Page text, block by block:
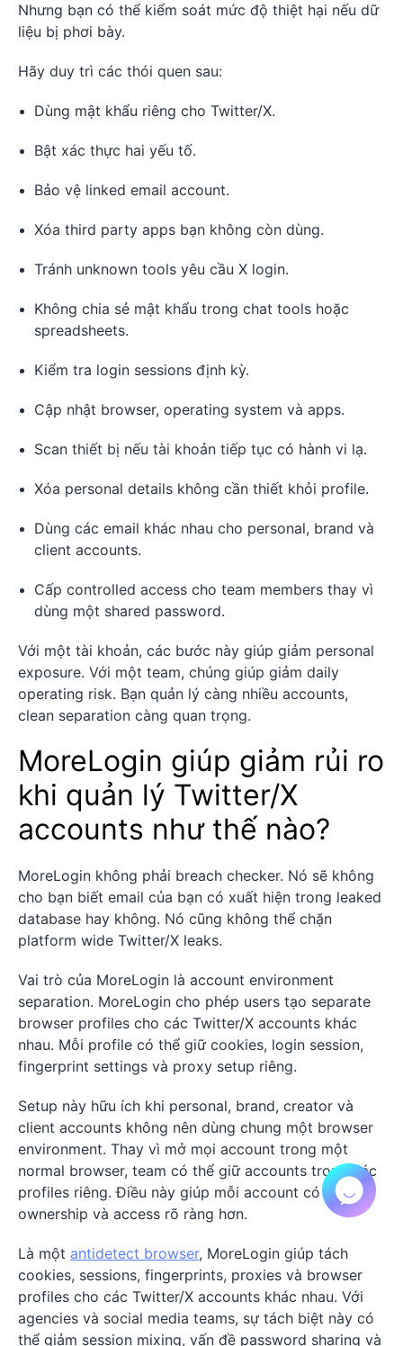
Nhưng bạn có thể kiểm soát mức độ thiệt hại nếu dữ
liệu bị phơi bày.
Hãy duy trì các thói quen sau:
Dùng mật khẩu riêng cho Twitter/X.
Bật xác thực hai yếu tố.
Bảo vệ linked email account.
Xóa third party apps bạn không còn dùng.
Tránh unknown tools yêu cầu X login.
Không chia sẻ mật khẩu trong chat tools hoặc
spreadsheets.
Kiểm tra login sessions định kỳ.
Cập nhật browser, operating system và apps.
Scan thiết bị nếu tài khoản tiếp tục có hành vi lạ.
Xóa personal details không cần thiết khỏi profile.
Dùng các email khác nhau cho personal, brand và
client accounts.
Cấp controlled access cho team members thay vì
dùng một shared password.
Với một tài khoản, các bước này giúp giảm personal
exposure. Với một team, chúng giúp giảm daily
operating risk. Bạn quản lý càng nhiều accounts,
clean separation càng quan trọng.
MoreLogin giúp giảm rủi ro
khi quản lý Twitter/X
accounts như thế nào?
MoreLogin không phải breach checker. Nó sẽ không
cho bạn biết email của bạn có xuất hiện trong leaked
database hay không. Nó cũng không thể chặn
platform wide Twitter/X leaks.
Vai trò của MoreLogin là account environment
separation. MoreLogin cho phép users tạo separate
browser profiles cho các Twitter/X accounts khác
nhau. Mỗi profile có thể giữ cookies, login session,
fingerprint settings và proxy setup riêng.
Setup này hữu ích khi personal, brand, creator và
client accounts không nên dùng chung một browser
environment. Thay vì mở mọi account trong một
normal browser, team có thể giữ accounts trong các
profiles riêng. Điều này giúp mỗi account có
ownership và access rõ ràng hơn.
Là một antidetect browser, MoreLogin giúp tách
cookies, sessions, fingerprints, proxies và browser
profiles cho các Twitter/X accounts khác nhau. Với
agencies và social media teams, sự tách biệt này có
thể giảm session mixing, vấn đề password sharing và